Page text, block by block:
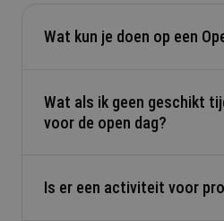
Wat kun je doen op een
Onze Open dag is speciaal
voltijdstudenten, en onze
Let op: de programma's
Wat als ik geen geschikt
voor de open dag?
Maak je geen zorgen! We
Is er een activiteit voor